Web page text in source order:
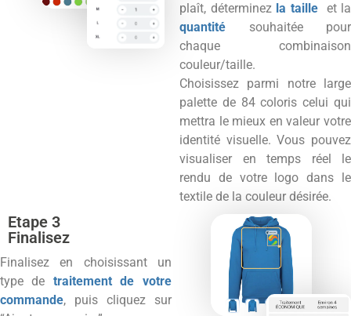
plaît, déterminez la taille et la
quantité souhaitée pour
chaque combinaison
couleur/taille.
Choisissez parmi notre large
palette de 84 coloris celui qui
mettra le mieux en valeur votre
identité visuelle. Vous pouvez
visualiser en temps réel le
rendu de votre logo dans le
textile de la couleur désirée.
Etape 3
Finalisez
Finalisez en choisissant un
type de traitement de votre
commande, puis cliquez sur